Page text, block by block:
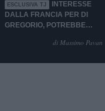
ESCLUSIVA TJ
INTERESSE
DALLA FRANCIA PER DI
GREGORIO, POTREBBE
di Massimo Pavan